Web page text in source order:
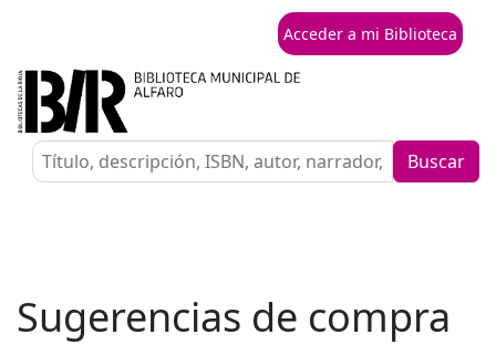
Acceder a mi Biblioteca
Buscar
Sugerencias de compra